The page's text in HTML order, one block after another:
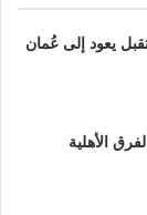
يعود إلى عُمان
الأهلية